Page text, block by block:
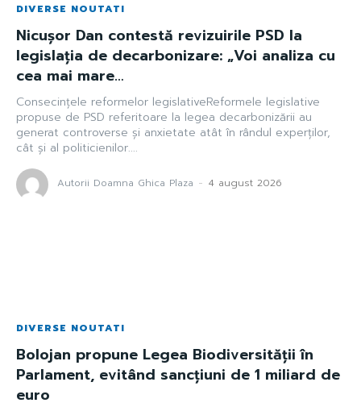
DIVERSE NOUTATI
Nicușor Dan contestă revizuirile PSD la
legislația de decarbonizare: „Voi analiza cu
cea mai mare…
Consecințele reformelor legislativeReformele legislative
propuse de PSD referitoare la legea decarbonizării au
generat controverse și anxietate atât în rândul experților,
cât și al politicienilor....
Autorii Doamna Ghica Plaza - 4 august 2026
DIVERSE NOUTATI
Bolojan propune Legea Biodiversității în
Parlament, evitând sancțiuni de 1 miliard de
euro